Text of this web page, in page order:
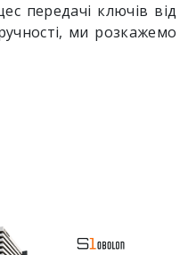
передачі ключів від
ми розкажемо